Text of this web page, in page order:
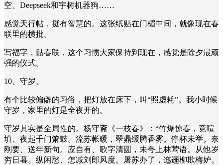
空、Deepseek和宇树机器狗……
感觉天行帖，挺有智慧的。这张纸贴在门楣中间，就像现在春
联里的横批。
写福字，贴春联，这个习惯大家保持到现在，感觉是除夕最顽
强的仪式。
10、守岁。
有个比较偏僻的习俗，把灯放在床下，叫“照虚耗”。我小时候
守岁，家里的灯是全夜开的。
守岁其实是全局性的。杨守斋《一枝春》：“竹爆惊春，竞喧
填、夜起千门箫鼓。流苏帐暖，翠鼎缓腾香雾。停杯未举。奈
刚要、送年新句。应自有、歌字清圆，未夸上林莺语。从他岁
穷日暮。纵闲愁、怎减刘郎风度。屠苏办了，迤逦柳欺梅妒。